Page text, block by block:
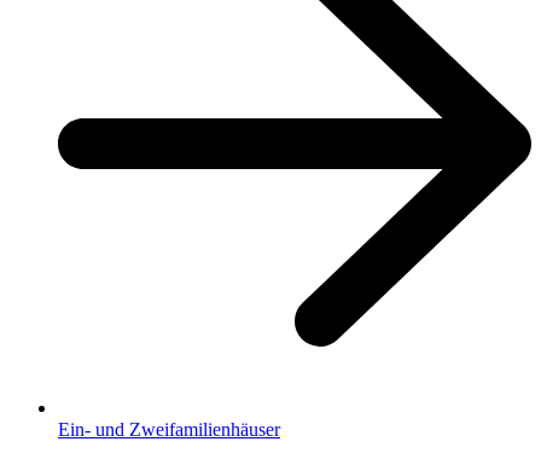
Ein- und Zweifamilienhäuser